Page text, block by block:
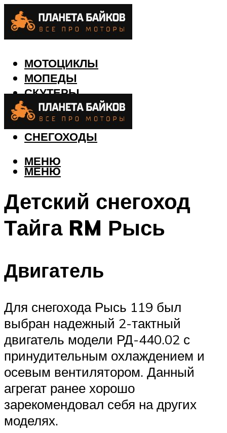
МОТОЦИКЛЫ
МОПЕДЫ
СКУТЕРЫ
КВАДРОЦИКЛЫ
ЛОДКИ
СНЕГОХОДЫ
МЕНЮ
МЕНЮ
Детский снегоход
Тайга RM Рысь
Двигатель
Для снегохода Рысь 119 был
выбран надежный 2-тактный
двигатель модели РД-440.02 с
принудительным охлаждением и
осевым вентилятором. Данный
агрегат ранее хорошо
зарекомендовал себя на других
моделях.